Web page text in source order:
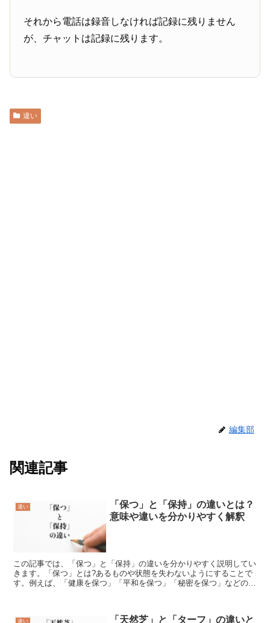
それから電話は録音しなければ記録に残りません
が、チャットは記録に残ります。
違い
編集部
関連記事
違い
「保つ」と「保持」の違いとは？
意味や違いを分かりやすく解釈
この記事では、「保つ」と「保持」の違いを分かりやすく説明してい
きます。「保つ」とは?あるものや状態を失わないようにすることで
す。例えば、「健康を保つ」「平和を保つ」「秘密を保つ」などのよ
違い
「天然芝」と「ターフ」の違いと